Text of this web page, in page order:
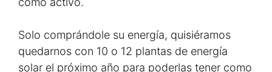
Solo comprándole su energía, quisiéramos
quedarnos con 10 o 12 plantas de energía
solar el próximo año para poderlas tener como